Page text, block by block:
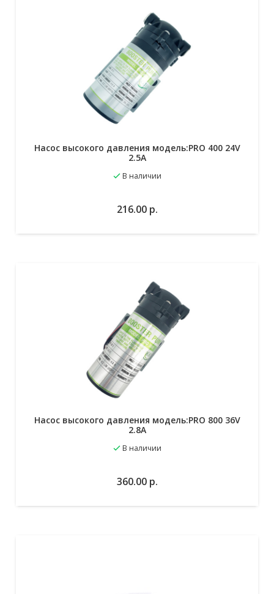
Насос высокого давления модель:PRO 400 24V
2.5A
В наличии
216.00 р.
Насос высокого давления модель:PRO 800 36V
2.8A
В наличии
360.00 р.